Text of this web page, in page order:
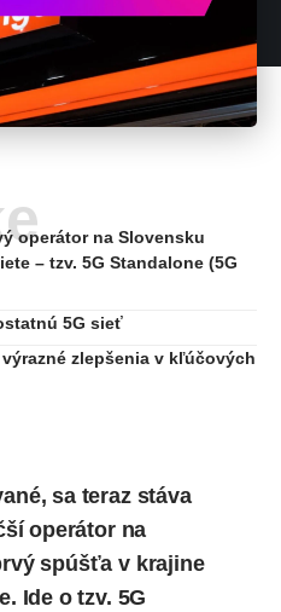
operátor na Slovensku
– tzv. 5G Standalone (5G
5G sieť
zlepšenia v kľúčových
sa teraz stáva
operátor na
spúšťa v krajine
Ide o tzv. 5G